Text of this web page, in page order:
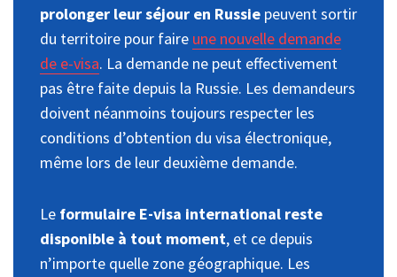
prolonger leur séjour en Russie peuvent sortir
du territoire pour faire une nouvelle demande
de e-visa. La demande ne peut effectivement
pas être faite depuis la Russie. Les demandeurs
doivent néanmoins toujours respecter les
conditions d’obtention du visa électronique,
même lors de leur deuxième demande.
Le formulaire E-visa international reste
disponible à tout moment, et ce depuis
n’importe quelle zone géographique. Les